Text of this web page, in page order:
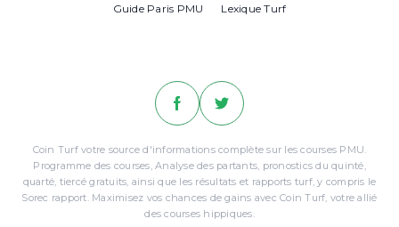
Guide Paris PMU Lexique Turf
Coin Turf votre source d'informations complète sur les courses PMU.
Programme des courses, Analyse des partants, pronostics du quinté,
quarté, tiercé gratuits, ainsi que les résultats et rapports turf, y compris le
Sorec rapport. Maximisez vos chances de gains avec Coin Turf, votre allié
des courses hippiques.